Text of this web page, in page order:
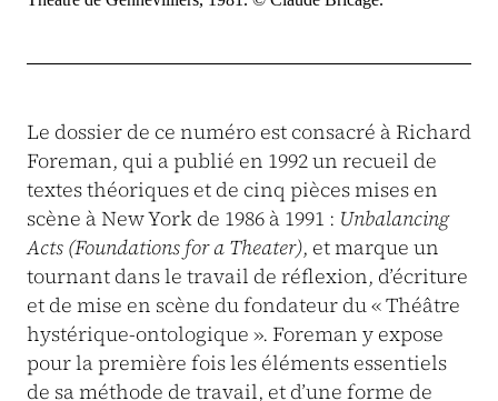
Le dossier de ce numéro est consacré à Richard
Foreman, qui a publié en 1992 un recueil de
textes théoriques et de cinq pièces mises en
scène à New York de 1986 à 1991 : Unbalancing
Acts (Foundations for a Theater), et marque un
tournant dans le travail de réflexion, d’écriture
et de mise en scène du fondateur du « Théâtre
hystérique-ontologique ». Foreman y expose
pour la première fois les éléments essentiels
de sa méthode de travail, et d’une forme de